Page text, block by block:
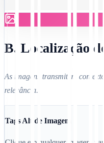
B. Localização
As imagens transmitem
relevância.
Tags Alt de Imagem